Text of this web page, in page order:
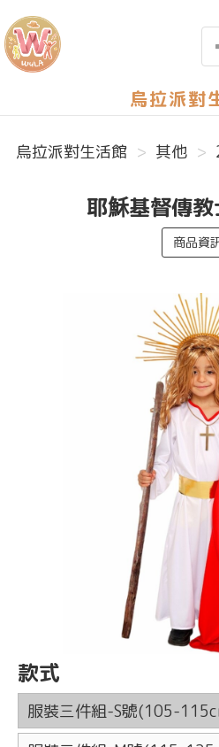
烏拉派對生活館
烏拉派對生活館 其他
耶穌基督傳
商品資
款式
服裝三件組-S號(105-